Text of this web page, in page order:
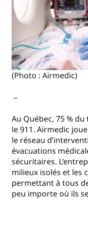
(Photo : Airmedic)
–
Au Québec, 75 %
le 911. Airmedic
le réseau
évacuations
sécuritaires.
milieux isolés et les
permettant à tous
peu importe où ils